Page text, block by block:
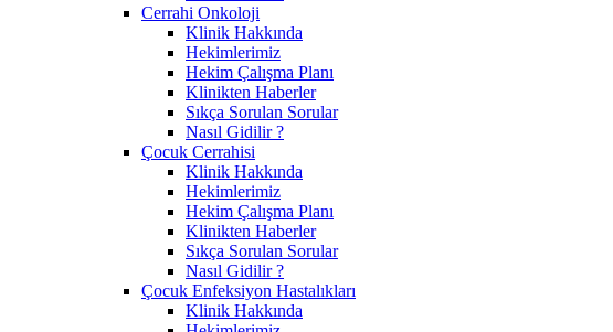
Cerrahi Onkoloji
Klinik Hakkında
Hekimlerimiz
Hekim Çalışma Planı
Klinikten Haberler
Sıkça Sorulan Sorular
Nasıl Gidilir ?
Çocuk Cerrahisi
Klinik Hakkında
Hekimlerimiz
Hekim Çalışma Planı
Klinikten Haberler
Sıkça Sorulan Sorular
Nasıl Gidilir ?
Çocuk Enfeksiyon Hastalıkları
Klinik Hakkında